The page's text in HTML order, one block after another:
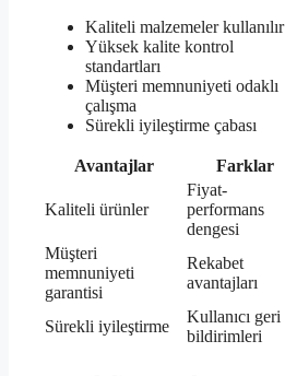
Kaliteli malzemeler kullanılır
Yüksek kalite kontrol
standartları
Müşteri memnuniyeti odaklı
çalışma
Sürekli iyileştirme çabası
Avantajlar Farklar
Kaliteli ürünler
Fiyat-
performans
dengesi
Müşteri
memnuniyeti
garantisi
Rekabet
avantajları
Sürekli iyileştirme
Kullanıcı geri
bildirimleri